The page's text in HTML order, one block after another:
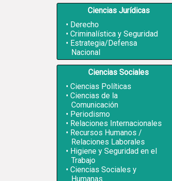
Ciencias Jurídicas
Derecho
Criminalística y Seguridad
Estrategia/Defensa
Nacional
Ciencias Sociales
Ciencias Políticas
Ciencias de la
Comunicación
Periodismo
Relaciones Internacionales
Recursos Humanos /
Relaciones Laborales
Higiene y Seguridad en el
Trabajo
Ciencias Sociales y
Humanas